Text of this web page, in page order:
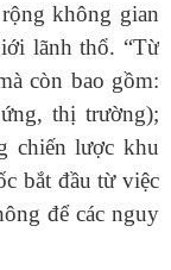
không gian
lãnh thổ. “Từ
còn bao gồm:
thị trường);
chiến lược khu
bắt đầu từ việc
để các nguy